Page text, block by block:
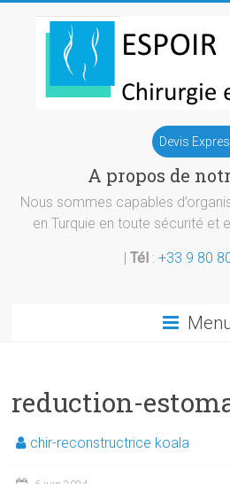
esthetique
Turquie
Devis
A propos de
Nous sommes capables
en Turquie en toute sécurité et
|Tél :+33 9 80
reduction-
chir-reconstructrice koala